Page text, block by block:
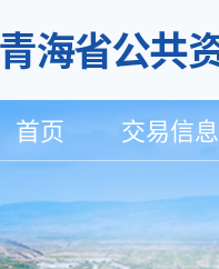
首页 交易信息